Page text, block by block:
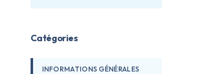
Catégories
INFORMATIONS GÉNÉRALES